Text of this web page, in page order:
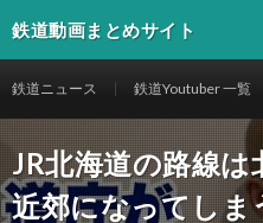
鉄道動画まとめサイト
鉄道ニュース 鉄道Youtuber 一覧
JR北海道の路線
近郊になってしま